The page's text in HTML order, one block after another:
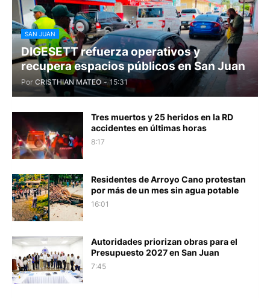
SAN JUAN
DIGESETT refuerza operativos y
recupera espacios públicos en San Juan
Por CRISTHIAN MATEO - 15:31
Tres muertos y 25 heridos en la RD
accidentes en últimas horas
8:17
Residentes de Arroyo Cano protestan
por más de un mes sin agua potable
16:01
Autoridades priorizan obras para el
Presupuesto 2027 en San Juan
7:45